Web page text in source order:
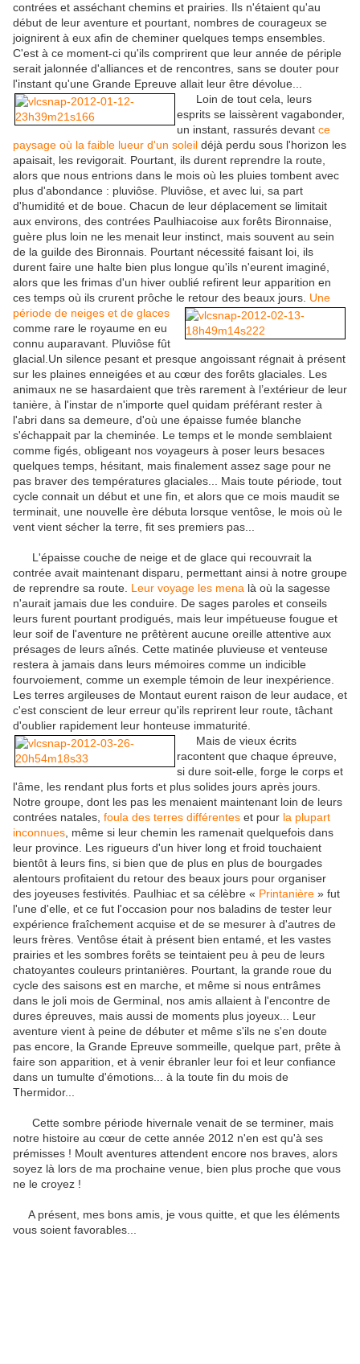
contrées et asséchant chemins et prairies. Ils n'étaient qu'au
début de leur aventure et pourtant, nombres de courageux se
joignirent à eux afin de cheminer quelques temps ensembles.
C'est à ce moment-ci qu'ils comprirent que leur année de périple
serait jalonnée d'alliances et de rencontres, sans se douter pour
l'instant qu'une Grande Epreuve allait leur être dévolue...
Loin de tout cela, leurs
esprits se laissèrent vagabonder,
un instant, rassurés devant ce
paysage où la faible lueur d'un soleil déjà perdu sous l'horizon les
apaisait, les revigorait. Pourtant, ils durent reprendre la route,
alors que nous entrions dans le mois où les pluies tombent avec
plus d'abondance : pluviôse. Pluviôse, et avec lui, sa part
d'humidité et de boue. Chacun de leur déplacement se limitait
aux environs, des contrées Paulhiacoise aux forêts Bironnaise,
guère plus loin ne les menait leur instinct, mais souvent au sein
de la guilde des Bironnais. Pourtant nécessité faisant loi, ils
durent faire une halte bien plus longue qu'ils n'eurent imaginé,
alors que les frimas d'un hiver oublié refirent leur apparition en
ces temps où ils crurent prôche le retour des beaux jours. Une
période de neiges et de glaces
comme rare le royaume en eu
connu auparavant. Pluviôse fût
glacial.Un silence pesant et presque angoissant régnait à présent
sur les plaines enneigées et au cœur des forêts glaciales. Les
animaux ne se hasardaient que très rarement à l’extérieur de leur
tanière, à l'instar de n'importe quel quidam préférant rester à
l'abri dans sa demeure, d'où une épaisse fumée blanche
s'échappait par la cheminée. Le temps et le monde semblaient
comme figés, obligeant nos voyageurs à poser leurs besaces
quelques temps, hésitant, mais finalement assez sage pour ne
pas braver des températures glaciales... Mais toute période, tout
cycle connait un début et une fin, et alors que ce mois maudit se
terminait, une nouvelle ère débuta lorsque ventôse, le mois où le
vent vient sécher la terre, fit ses premiers pas...
L'épaisse couche de neige et de glace qui recouvrait la
contrée avait maintenant disparu, permettant ainsi à notre groupe
de reprendre sa route. Leur voyage les mena là où la sagesse
n'aurait jamais due les conduire. De sages paroles et conseils
leurs furent pourtant prodigués, mais leur impétueuse fougue et
leur soif de l'aventure ne prêtèrent aucune oreille attentive aux
présages de leurs aînés. Cette matinée pluvieuse et venteuse
restera à jamais dans leurs mémoires comme un indicible
fourvoiement, comme un exemple témoin de leur inexpérience.
Les terres argileuses de Montaut eurent raison de leur audace, et
c'est conscient de leur erreur qu'ils reprirent leur route, tâchant
d'oublier rapidement leur honteuse immaturité.
Mais de vieux écrits
racontent que chaque épreuve,
si dure soit-elle, forge le corps et
l'âme, les rendant plus forts et plus solides jours après jours.
Notre groupe, dont les pas les menaient maintenant loin de leurs
contrées natales, foula des terres différentes et pour la plupart
inconnues , même si leur chemin les ramenait quelquefois dans
leur province. Les rigueurs d'un hiver long et froid touchaient
bientôt à leurs fins, si bien que de plus en plus de bourgades
alentours profitaient du retour des beaux jours pour organiser
des joyeuses festivités. Paulhiac et sa célèbre « Printanière » fut
l'une d'elle, et ce fut l'occasion pour nos baladins de tester leur
expérience fraîchement acquise et de se mesurer à d'autres de
leurs frères. Ventôse était à présent bien entamé, et les vastes
prairies et les sombres forêts se teintaient peu à peu de leurs
chatoyantes couleurs printanières. Pourtant, la grande roue du
cycle des saisons est en marche, et même si nous entrâmes
dans le joli mois de Germinal, nos amis allaient à l'encontre de
dures épreuves, mais aussi de moments plus joyeux... Leur
aventure vient à peine de débuter et même s'ils ne s'en doute
pas encore, la Grande Epreuve sommeille, quelque part, prête à
faire son apparition, et à venir ébranler leur foi et leur confiance
dans un tumulte d'émotions... à la toute fin du mois de
Thermidor...
Cette sombre période hivernale venait de se terminer, mais
notre histoire au cœur de cette année 2012 n'en est qu'à ses
prémisses ! Moult aventures attendent encore nos braves, alors
soyez là lors de ma prochaine venue, bien plus proche que vous
ne le croyez !
A présent, mes bons amis, je vous quitte, et que les éléments
vous soient favorables...